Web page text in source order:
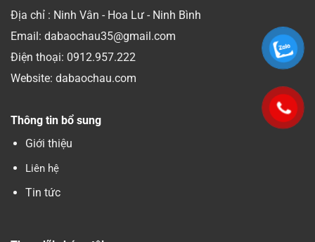
Địa chỉ : Ninh Vân - Hoa Lư - Ninh Bình
Email: dabaochau35@gmail.com
Điện thoại: 0912.957.222
Website: dabaochau.com
Thông tin bổ sung
Giới thiệu
Liên hệ
Tin tức